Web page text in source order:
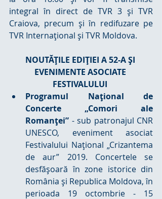
integral în direct de TVR 3 și TVR
Craiova, precum și în redifuzare pe
TVR Internațional și TVR Moldova.
NOUTĂŢILE EDIŢIEI A 52-A ȘI
EVENIMENTE ASOCIATE
FESTIVALULUI
Programul Naţional de
Concerte „Comori ale
Romanţei” - sub patronajul CNR
UNESCO, eveniment asociat
Festivalului Naţional „Crizantema
de aur” 2019. Concertele se
desfăşoară în zone istorice din
România şi Republica Moldova, în
perioada 19 octombrie - 15